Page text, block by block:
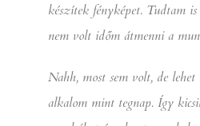
készítek fényképet. Tudtam
nem volt időm átmenni a
Nahh, most sem volt, de
alkalom mint tegnap. Így